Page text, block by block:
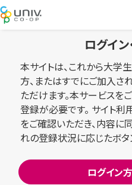
ログイ
本サイトは、これから大学
方、またはすでにご加入
ただけます。本サービスを
登録が必要です。 サイト
をご確認いただき、内容に
れの登録状況に応じたボタ
ログイン